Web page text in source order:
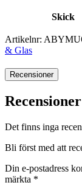
Skick
Artikelnr:
& Glas
Recensioner
Recensioner
Det finns inga
Bli först med att
Din e-postadress
märkta *